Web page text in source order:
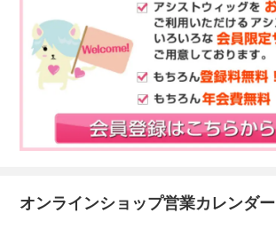
オンラインショップ営業カレンダー